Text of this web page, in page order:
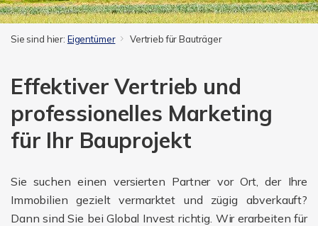
Sie sind hier: Eigentümer Vertrieb für Bauträger
Effektiver Vertrieb und
professionelles Marketing
für Ihr Bauprojekt
Sie suchen einen versierten Partner vor Ort, der Ihre
Immobilien gezielt vermarktet und zügig abverkauft?
Dann sind Sie bei Global Invest richtig. Wir erarbeiten für